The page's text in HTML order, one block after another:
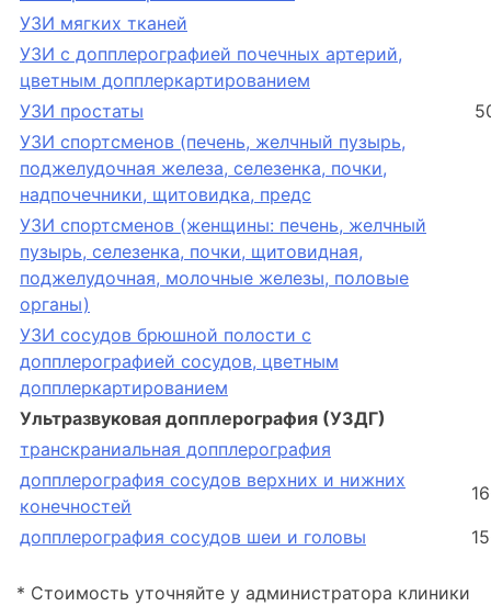
УЗИ мягких тканей
УЗИ с допплерографией почечных артерий,
цветным допплеркартированием
УЗИ простаты
УЗИ спортсменов (печень, желчный пузырь,
поджелудочная железа, селезенка, почки,
надпочечники, щитовидка, предс
УЗИ спортсменов (женщины: печень, желчный
пузырь, селезенка, почки, щитовидная,
поджелудочная, молочные железы, половые
органы)
УЗИ сосудов брюшной полости с
допплерографией сосудов, цветным
допплеркартированием
Ультразвуковая допплерография (УЗДГ)
транскраниальная допплерография
допплерография сосудов верхних и нижних
конечностей
допплерография сосудов шеи и головы
* Стоимость уточняйте у администратора клиники